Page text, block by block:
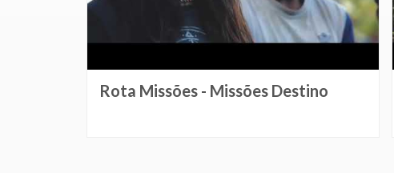
Rota Missões - Missões Destino